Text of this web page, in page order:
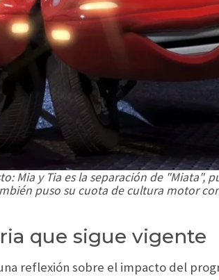
Mia y Tia es la separación de "Miata",
puso su cuota de cultura motor
que sigue vigente
reflexión sobre el impacto del